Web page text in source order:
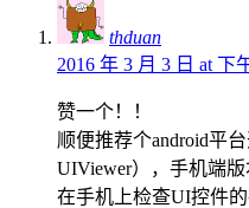
thduan
2016 年 3 月 3 日 at 下
赞一个！！
顺便推荐个android平
UIViewer），手机端
在手机上检查UI控件